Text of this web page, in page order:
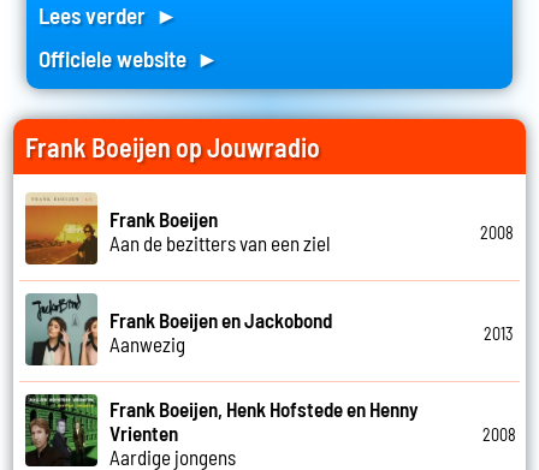
Lees verder ►
Officiele website ►
Frank Boeijen op Jouwradio
Frank Boeijen
Aan de bezitters van een ziel
2008
Frank Boeijen en Jackobond
Aanwezig
2013
Frank Boeijen, Henk Hofstede en Henny
Vrienten
Aardige jongens
2008